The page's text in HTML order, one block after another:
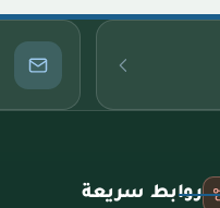
روابط سريعة